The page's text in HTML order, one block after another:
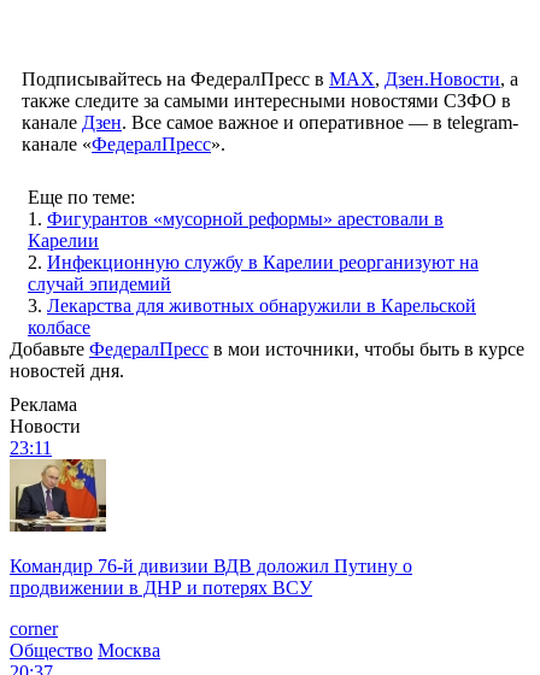
Подписывайтесь на ФедералПресс в МАХ, Дзен.Новости, а
также следите за самыми интересными новостями СЗФО в
канале Дзен. Все самое важное и оперативное — в telegram-
канале «ФедералПресс».
Еще по теме:
1. Фигурантов «мусорной реформы» арестовали в
Карелии
2. Инфекционную службу в Карелии реорганизуют на
случай эпидемий
3. Лекарства для животных обнаружили в Карельской
колбасе
Добавьте ФедералПресс в мои источники, чтобы быть в курсе
новостей дня.
Реклама
Новости
23:11
Командир 76-й дивизии ВДВ доложил Путину о
продвижении в ДНР и потерях ВСУ
corner
Общество Москва